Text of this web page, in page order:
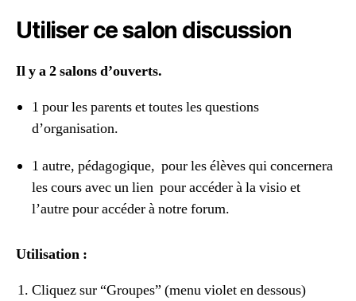
Utiliser ce salon discussion
Il y a 2 salons d’ouverts.
1 pour les parents et toutes les questions
d’organisation.
1 autre, pédagogique, pour les élèves qui concernera
les cours avec un lien pour accéder à la visio et
l’autre pour accéder à notre forum.
Utilisation :
Cliquez sur “Groupes” (menu violet en dessous)